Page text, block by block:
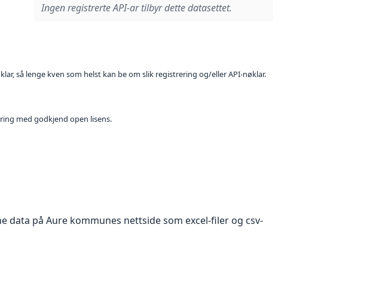
Ingen registrerte API-ar tilbyr dette datasettet.
så lenge kven som helst kan be om slik registrering og/eller API-nøklar.
med godkjend open lisens.
data på Aure kommunes nettside som excel-filer og csv-